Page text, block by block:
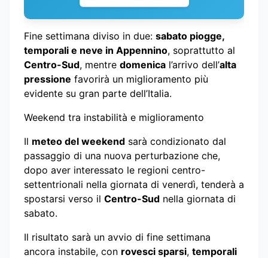
Fine settimana diviso in due: sabato piogge,
temporali e neve in Appennino, soprattutto al
Centro-Sud, mentre domenica l’arrivo dell’alta
pressione favorirà un miglioramento più
evidente su gran parte dell’Italia.
Weekend tra instabilità e miglioramento
Il meteo del weekend sarà condizionato dal
passaggio di una nuova perturbazione che,
dopo aver interessato le regioni centro-
settentrionali nella giornata di venerdì, tenderà a
spostarsi verso il Centro-Sud nella giornata di
sabato.
Il risultato sarà un avvio di fine settimana
ancora instabile, con rovesci sparsi, temporali